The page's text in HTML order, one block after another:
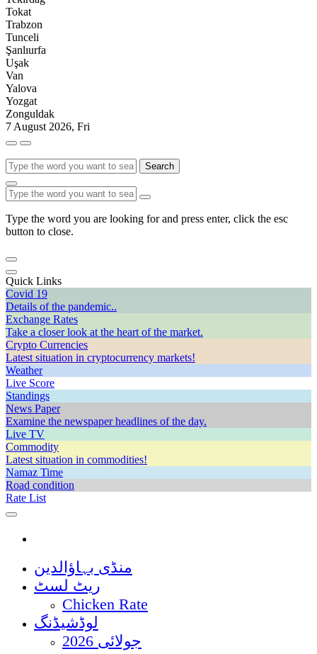
Tokat
Trabzon
Tunceli
Şanlıurfa
Uşak
Van
Yalova
Yozgat
Zonguldak
7 August 2026, Fri
Search
Type the word you are looking for and press enter, click the esc
button to close.
Quick Links
Covid 19
Details of the pandemic..
Exchange Rates
Take a closer look at the heart of the market.
Crypto Currencies
Latest situation in cryptocurrency markets!
Weather
Live Score
Standings
News Paper
Examine the newspaper headlines of the day.
Live TV
Commodity
Latest situation in commodities!
Namaz Time
Road condition
Rate List
منڈی بہاؤالدین
ریٹ لسٹ
Chicken Rate
لوڈشیڈنگ
جولائی 2026